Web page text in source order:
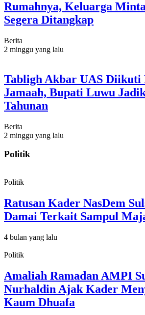
Rumahnya, Keluarga
Segera Ditangkap
Berita
2 minggu yang lalu
Tabligh Akbar UAS Diikuti
Jamaah, Bupati Luwu
Tahunan
Berita
2 minggu yang lalu
Politik
Politik
Ratusan Kader NasDem
Damai Terkait Sampul
4 bulan yang lalu
Politik
Amaliah Ramadan AMPI
Nurhaldin Ajak Kader
Kaum Dhuafa